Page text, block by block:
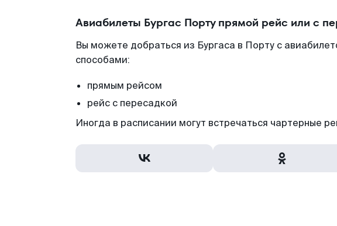
Авиабилеты Бургас Порту прямой рейс или с
Вы можете добраться из Бургаса в Порту с
способами:
прямым рейсом
рейс с пересадкой
Иногда в расписании могут встречаться чартерные